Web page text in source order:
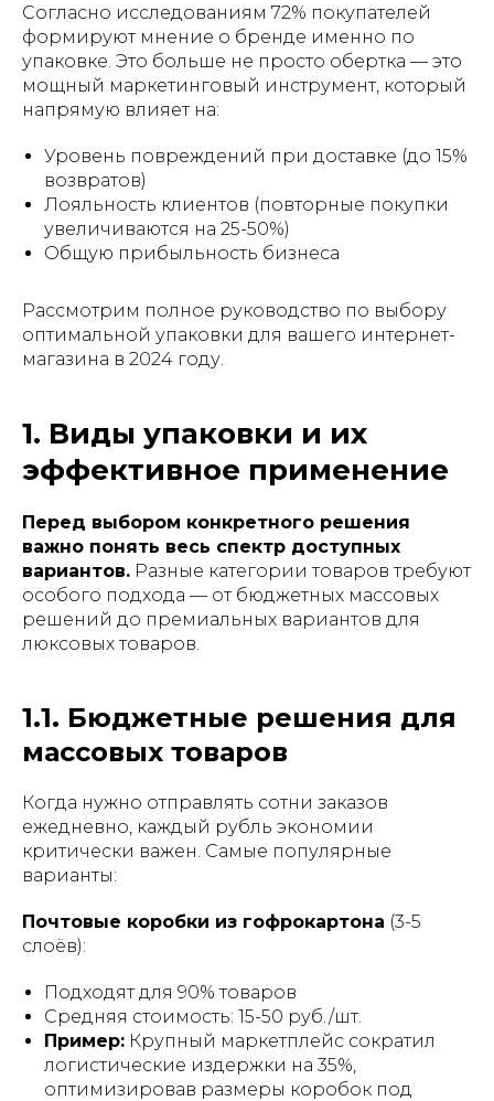
Согласно исследованиям 72% покупателей
формируют мнение о бренде именно по
упаковке. Это больше не просто обертка — это
мощный маркетинговый инструмент, который
напрямую влияет на:
Уровень повреждений при доставке (до 15%
возвратов)
Лояльность клиентов (повторные покупки
увеличиваются на 25-50%)
Общую прибыльность бизнеса
Рассмотрим полное руководство по выбору
оптимальной упаковки для вашего интернет-
магазина в 2024 году.
1. Виды упаковки и их
эффективное применение
Перед выбором конкретного решения
важно понять весь спектр доступных
вариантов. Разные категории товаров требуют
особого подхода — от бюджетных массовых
решений до премиальных вариантов для
люксовых товаров.
1.1. Бюджетные решения для
массовых товаров
Когда нужно отправлять сотни заказов
ежедневно, каждый рубль экономии
критически важен. Самые популярные
варианты:
Почтовые коробки из гофрокартона (3-5
слоёв):
Подходят для 90% товаров
Средняя стоимость: 15-50 руб./шт.
Пример: Крупный маркетплейс сократил
логистические издержки на 35%,
оптимизировав размеры коробок под